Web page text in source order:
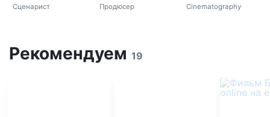
Сценарист Продюсер Cinematography
Рекомендуем 19